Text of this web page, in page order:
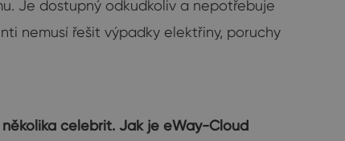
Je dostupný odkudkoliv a nepotřebuje
nemusí řešit výpadky elektřiny, poruchy
celebrit. Jak je eWay-Cloud